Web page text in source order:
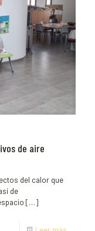
de aire
del calor que
de
[…]